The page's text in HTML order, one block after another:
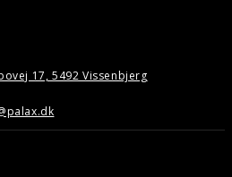
17, 5492 Vissenbjerg